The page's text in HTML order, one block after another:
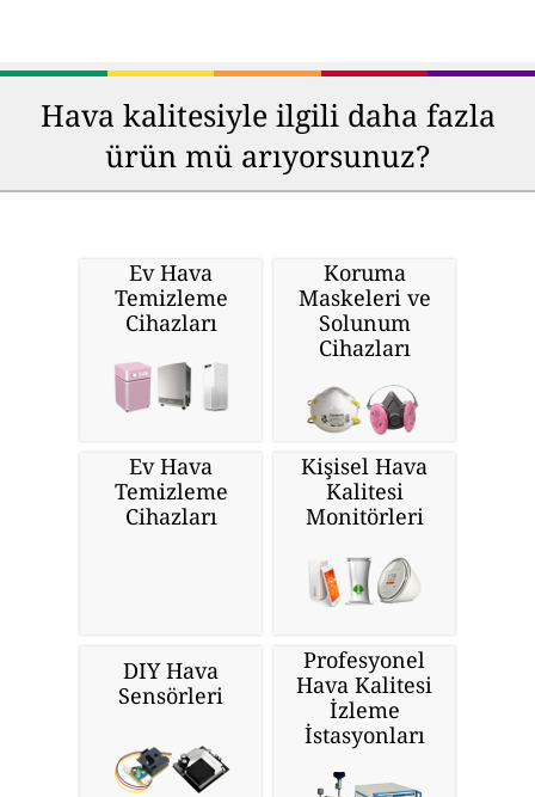
Hava kalitesiyle ilgili daha fazla
ürün mü arıyorsunuz?
Ev Hava
Temizleme
Cihazları
Koruma
Maskeleri ve
Solunum
Cihazları
Ev Hava
Temizleme
Cihazları
Kişisel Hava
Kalitesi
Monitörleri
DIY Hava
Sensörleri
Profesyonel
Hava Kalitesi
İzleme
İstasyonları